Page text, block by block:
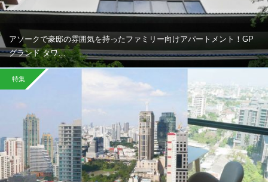
アソークで豪邸の雰囲気を持ったファミリー向けアパートメント！GP
グランド タワ…
特集